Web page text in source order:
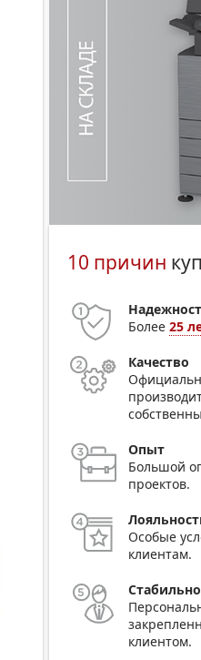
10 причин
Более25
Качество
Опыт
Большой
проектов.
Особые
клиентам.
клиентом.